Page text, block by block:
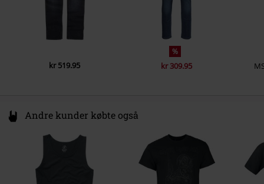
kr 519.95
%
kr 309.95
Andre kunder købte også